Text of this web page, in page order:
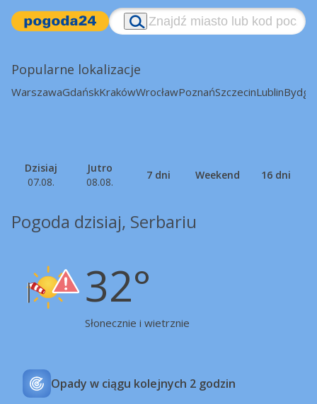
Popularne lokalizacje
WarszawaGdańskKrakówWrocławPoznańSzczecinLublin
Dzisiaj
07.08.
Jutro
08.08.
7 dni Weekend 16 dni
Pogoda dzisiaj, Serbariu
32°
Słonecznie i wietrznie
Opady w ciągu kolejnych 2 godzin